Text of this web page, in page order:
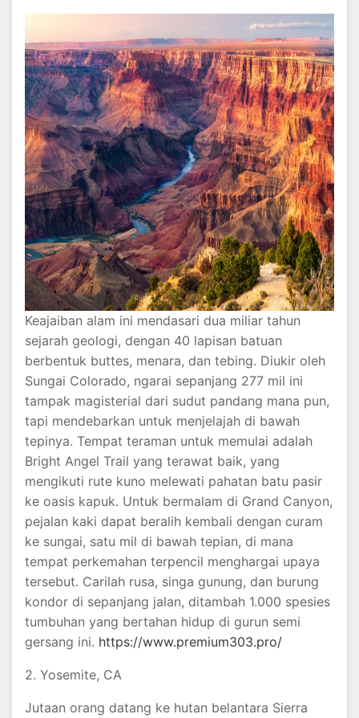
Keajaiban alam ini mendasari dua miliar tahun
sejarah geologi, dengan 40 lapisan batuan
berbentuk buttes, menara, dan tebing. Diukir oleh
Sungai Colorado, ngarai sepanjang 277 mil ini
tampak magisterial dari sudut pandang mana pun,
tapi mendebarkan untuk menjelajah di bawah
tepinya. Tempat teraman untuk memulai adalah
Bright Angel Trail yang terawat baik, yang
mengikuti rute kuno melewati pahatan batu pasir
ke oasis kapuk. Untuk bermalam di Grand Canyon,
pejalan kaki dapat beralih kembali dengan curam
ke sungai, satu mil di bawah tepian, di mana
tempat perkemahan terpencil menghargai upaya
tersebut. Carilah rusa, singa gunung, dan burung
kondor di sepanjang jalan, ditambah 1.000 spesies
tumbuhan yang bertahan hidup di gurun semi
gersang ini. https://www.premium303.pro/
2. Yosemite, CA
Jutaan orang datang ke hutan belantara Sierra